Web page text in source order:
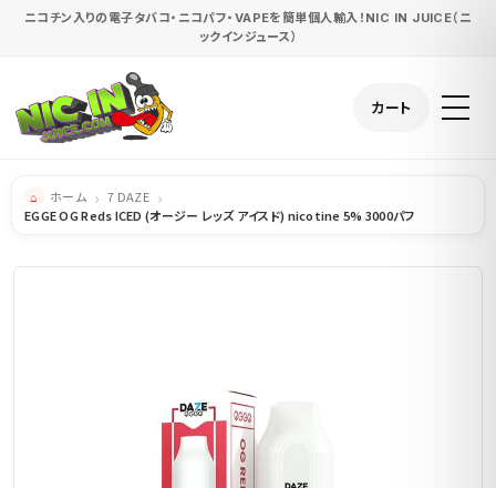
ニコチン入りの電子タバコ・ニコパフ・VAPEを簡単個人輸入！NIC IN JUICE（ニ
ックインジュース）
カート
ホーム
7 DAZE
EGGE OG Reds ICED (オージー レッズ アイスド) nicotine 5% 3000パフ